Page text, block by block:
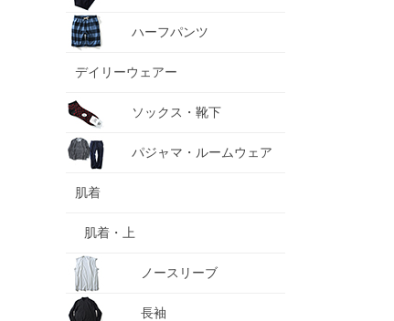
ハーフパンツ
デイリーウェアー
ソックス・靴下
パジャマ・ルームウェア
肌着
肌着・上
ノースリーブ
長袖